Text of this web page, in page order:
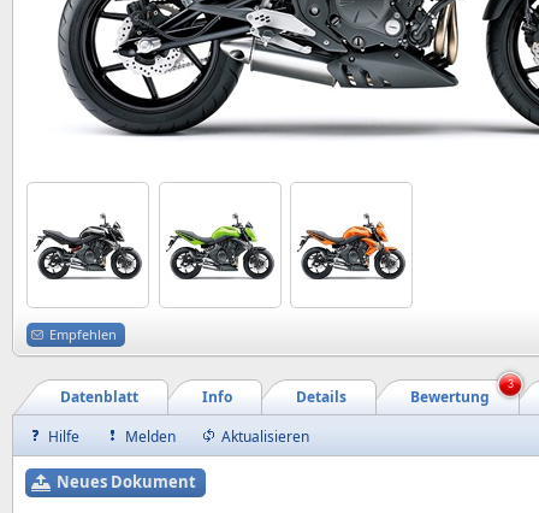
Empfehlen
Bewertung
Details
Info
Datenblatt
3
Hilfe Melden Aktualisieren
Neues Dokument